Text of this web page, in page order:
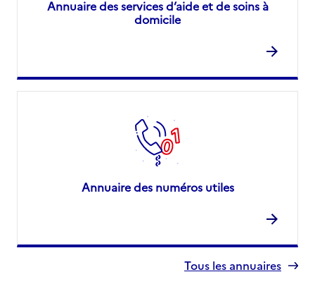
Annuaire des services d’aide et de soins à
domicile
Annuaire des numéros utiles
Tous les annuaires